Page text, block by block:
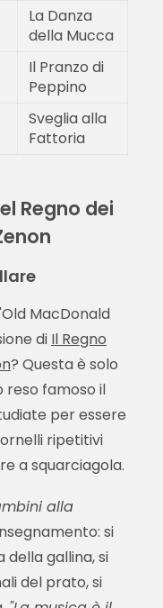
La Danza
della Mucca
Il Pranzo di
Peppino
Sveglia alla
Fattoria
Regno dei
MacDonald
di Il Regno
? Questa è solo
reso famoso il
per essere
ripetitivi
a squarciagola.
alla
si
gallina, si
del prato, si